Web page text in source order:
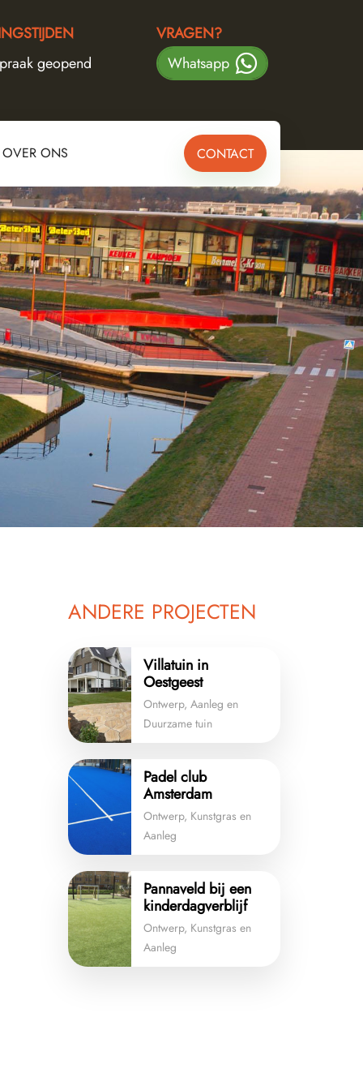
geopend
VRAGEN?
Whatsapp
OVER ONS CONTACT
ANDERE PROJECTEN
Villatuin in
Oestgeest
Ontwerp, Aanleg en
Duurzame tuin
Padel club
Amsterdam
Ontwerp, Kunstgras en
Aanleg
Pannaveld bij een
kinderdagverblijf
Ontwerp, Kunstgras en
Aanleg